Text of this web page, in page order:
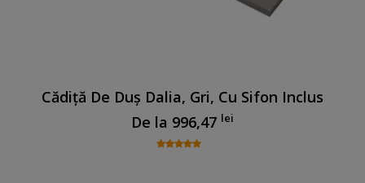
Cădiță De Duș Dalia, Gri, Cu Sifon Inclus
De la 996,47 lei